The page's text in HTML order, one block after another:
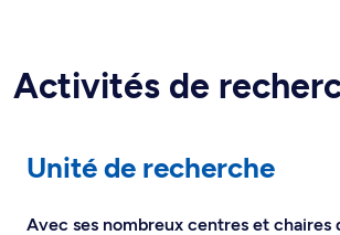
Activités de
Unité de recherche
Avec ses nombreux centres et chaires